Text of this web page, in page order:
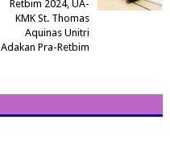
Retbim 2024, UA-
KMK St. Thomas
Aquinas Unitri
Adakan Pra-Retbim